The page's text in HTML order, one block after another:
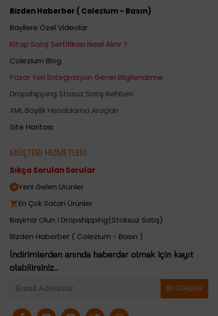
Bizden Haberber ( Colezium - Basın)
Bayilere Özel Videolar
Kitap Satış Sertifikası Nasıl Alınır ?
Colezium Blog
Pazar Yeri Entegrasyon Genel Bilgilendirme
Dropshipping Stosuz Satış Rehberi
XML Bayilik Hesablama Araçları
Site Haritası
MÜŞTERİ HİZMETLERİ
Sıkça Sorulan Sorular
Yeni Gelen Ürünler
En Çok Satan Ürünler
Bayimiz Olun ! Dropshipping(Stoksuz Satış)
Bizden Haberber ( Colezium - Basın )
İndirimlerden anında haberdar olmak için kayıt
olabilirsiniz..
GÖNDER